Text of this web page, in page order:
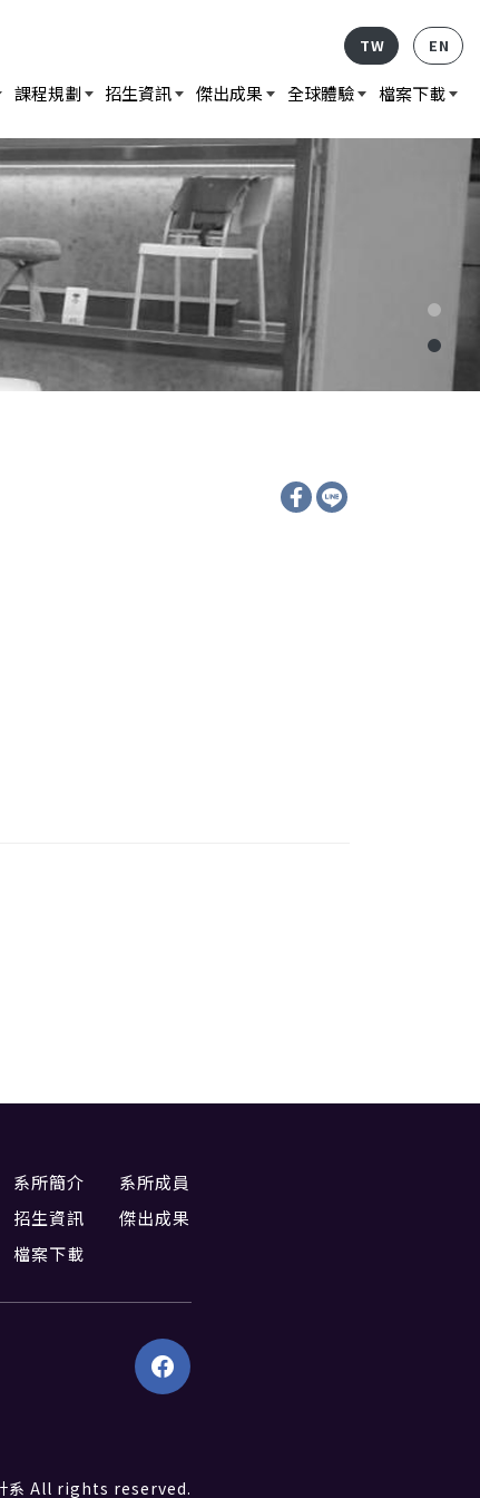
課程規劃 招生資訊 傑出成果 全球體驗 檔案下載
TW EN
系所簡介
系所成員
招生資訊
傑出成果
檔案下載
系 All rights reserved.